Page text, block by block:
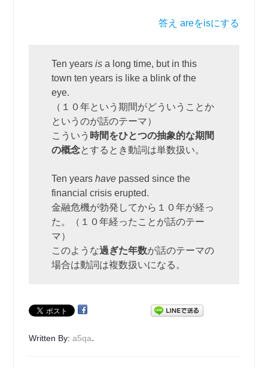
答え areをisにする
Ten yearsisa long time, but in this
town ten years is like a blink of the
eye.
（１０年という期間がどういうことか
というのが話のテーマ）
こういう 時間をひとつの抽象的な期間
の概念とするとき動詞は単数扱い。
Ten yearshave passed since the
financial crisis erupted.
金融危機が勃発してから１０年が経っ
た。（１０年経ったことが話のテー
マ）
このような過ぎた年数が話のテーマの
場合は動詞は複数扱いになる。
Written By:a5qa.